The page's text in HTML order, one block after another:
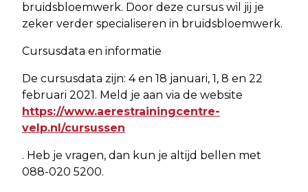
bruidsbloemwerk. Door deze cursus wil jij je
zeker verder specialiseren in bruidsbloemwerk.
Cursusdata en informatie
De cursusdata zijn: 4 en 18 januari, 1, 8 en 22
februari 2021. Meld je aan via de website
https://www.aerestrainingcentre-
velp.nl/cursussen
. Heb je vragen, dan kun je altijd bellen met
088-020 5200.